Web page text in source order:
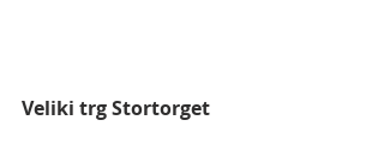
Veliki trg Stortorget